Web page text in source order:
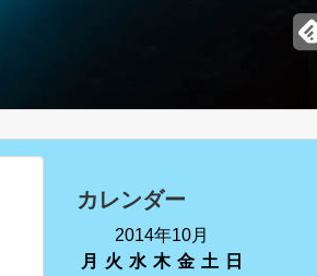
カレンダー
2014年10月
月
火 水 木 金 土 日